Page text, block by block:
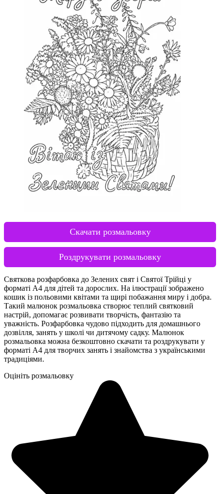
Скачати розмальовку
Роздрукувати розмальовку
Святкова розфарбовка до Зелених свят і Святої Трійці у
форматі А4 для дітей та дорослих. На ілюстрації зображено
кошик із польовими квітами та щирі побажання миру і добра.
Такий малюнок розмальовка створює теплий святковий
настрій, допомагає розвивати творчість, фантазію та
уважність. Розфарбовка чудово підходить для домашнього
дозвілля, занять у школі чи дитячому садку. Малюнок
розмальовка можна безкоштовно скачати та роздрукувати у
форматі А4 для творчих занять і знайомства з українськими
традиціями.
Оцініть розмальовку